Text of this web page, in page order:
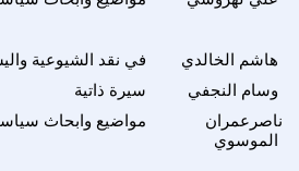
في نقد الشيوعية هاشم الخالدي
سيرة ذاتية
وسام النجفي
مواضيع وابحاث
ناصرعمران
الموسوي